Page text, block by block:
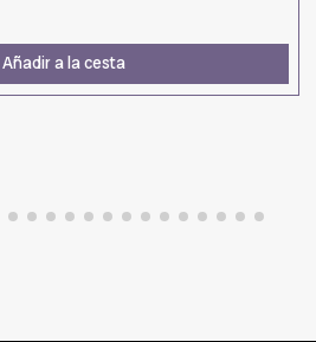
Añadir a la cesta